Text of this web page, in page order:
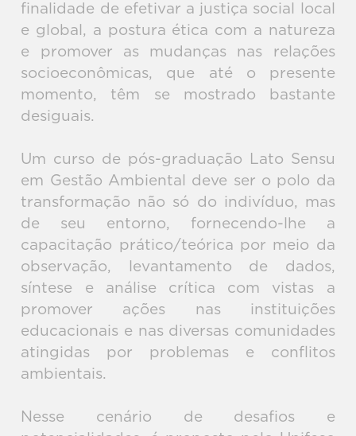
finalidade de efetivar a justiça social local
e global, a postura ética com a natureza
e promover as mudanças nas relações
socioeconômicas, que até o presente
momento, têm se mostrado bastante
desiguais.
Um curso de pós-graduação Lato Sensu
em Gestão Ambiental deve ser o polo da
transformação não só do indivíduo, mas
de seu entorno, fornecendo-lhe a
capacitação prático/teórica por meio da
observação, levantamento de dados,
síntese e análise crítica com vistas a
promover ações nas instituições
educacionais e nas diversas comunidades
atingidas por problemas e conflitos
ambientais.
Nesse cenário de desafios e